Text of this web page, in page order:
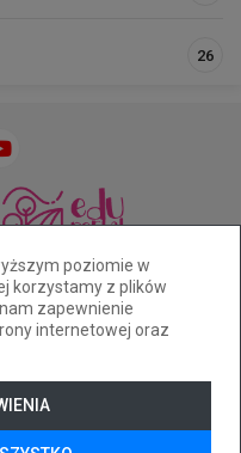
poziomie w
korzystamy z plików
zapewnienie
internetowej oraz
26
biala.pl
393